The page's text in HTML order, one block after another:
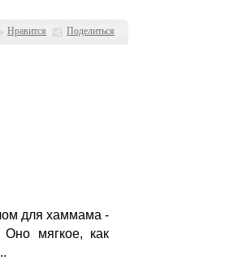
Нравится Поделиться
для хаммама -
мягкое, как